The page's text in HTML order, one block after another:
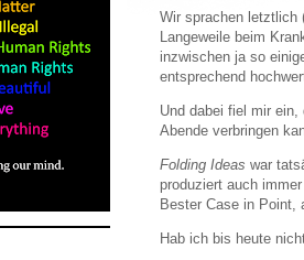
Wir sprachen letztlich
Langeweile beim
inzwischen ja so
entsprechend
Und dabei fiel mir
Abende verbringen
Folding Ideas war
produziert auch
Bester Case in Point,
Hab ich bis heute